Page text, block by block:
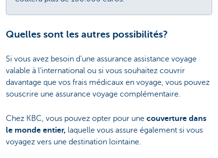
Quelles sont les autres possibilités?
Si vous avez besoin d’une assurance assistance voyage
valable à l’international ou si vous souhaitez couvrir
davantage que vos frais médicaux en voyage, vous pouvez
souscrire une assurance voyage complémentaire.
Chez KBC, vous pouvez opter pour une couverture dans
le monde entier, laquelle vous assure également si vous
voyagez vers une destination lointaine.